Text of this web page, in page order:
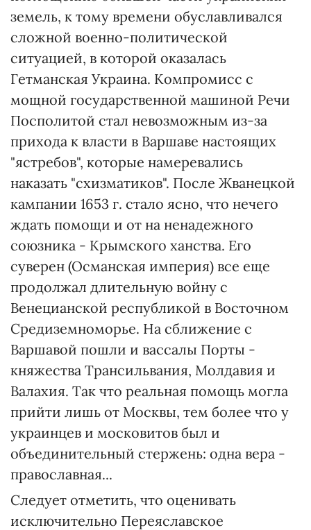
земель, к тому времени обуславливался
сложной военно-политической
ситуацией, в которой оказалась
Гетманская Украина. Компромисс с
мощной государственной машиной Речи
Посполитой стал невозможным из-за
прихода к власти в Варшаве настоящих
"ястребов", которые намеревались
наказать "схизматиков". После Жванецкой
кампании 1653 г. стало ясно, что нечего
ждать помощи и от на ненадежного
союзника - Крымского ханства. Его
суверен (Османская империя) все еще
продолжал длительную войну с
Венецианской республикой в Восточном
Средиземноморье. На сближение с
Варшавой пошли и вассалы Порты -
княжества Трансильвания, Молдавия и
Валахия. Так что реальная помощь могла
прийти лишь от Москвы, тем более что у
украинцев и московитов был и
объединительный стержень: одна вера -
православная...
Следует отметить, что оценивать
исключительно Переяславское